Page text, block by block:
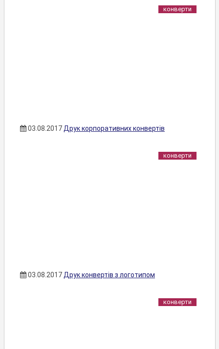
конверти
03.08.2017Друк корпоративних конвертів
конверти
03.08.2017Друк конвертів з логотипом
конверти